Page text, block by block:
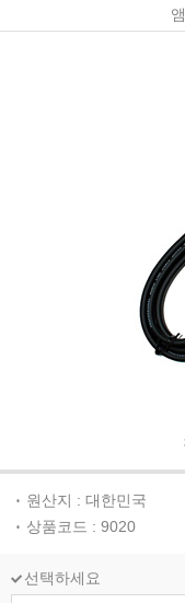
원산지 : 대한민국
상품코드 : 9020
선택하세요